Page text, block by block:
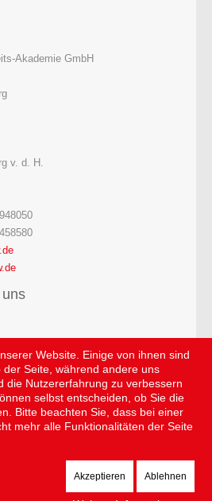
Akademie GmbH
v. d. H.
© 2026 . Alle Rechte vorbehalten.
Website. Einige von ihnen sind
Seite, während andere uns
die Nutzererfahrung zu verbessern
selbst entscheiden, ob Sie die
Bitte beachten Sie, dass bei einer
mehr alle Funktionalitäten der Seite
Akzeptieren Ablehnen